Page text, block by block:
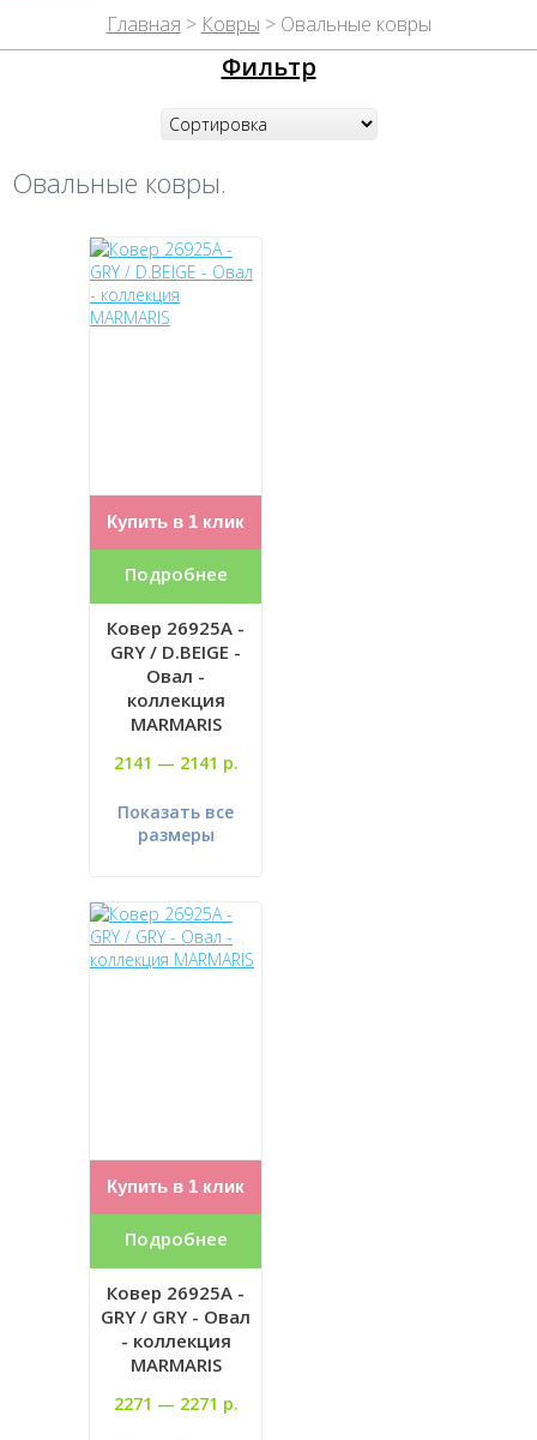
Главная > Ковры > Овальные ковры
Фильтр
Овальные ковры.
Купить в 1 клик
Подробнее
Ковер 26925A -
GRY / D.BEIGE -
Овал -
коллекция
MARMARIS
2141 — 2141 р.
Показать все
размеры
Купить в 1 клик
Подробнее
Ковер 26925A -
GRY / GRY - Овал
- коллекция
MARMARIS
2271 — 2271 р.